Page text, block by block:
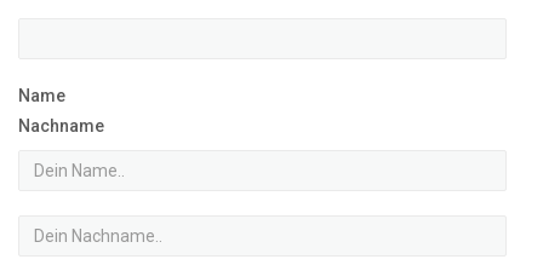
Name
Nachname